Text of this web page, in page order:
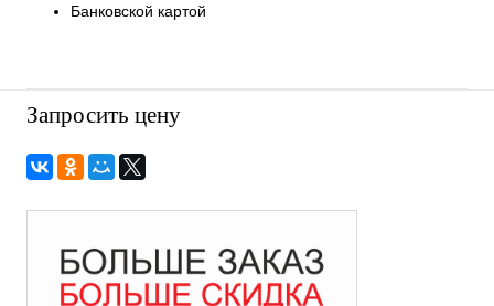
Банковской картой
Запросить цену